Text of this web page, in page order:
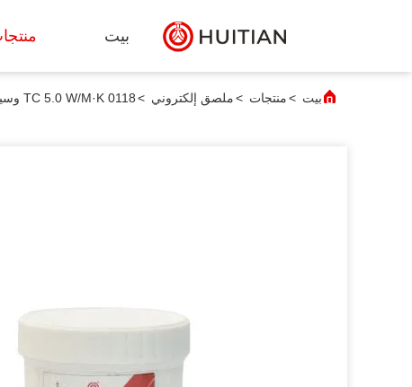
بيت
بيت >منتجات >ملصق إلكتروني >0118 TC 5.0 W/M·K وسيلة نقل الحرارة للمكونات الإلكترونية الإضاءة LED أجهزة تخزين كبيرة